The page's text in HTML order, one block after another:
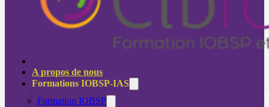
A propos de nous
Formations IOBSP-IAS
Formation IOBSP